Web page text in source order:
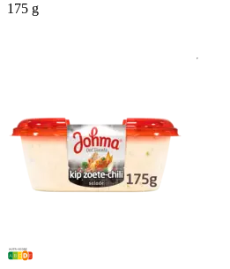
175 g